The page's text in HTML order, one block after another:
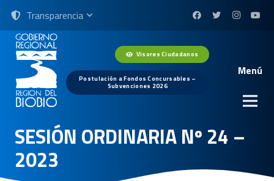
Transparencia
Visores Ciudadanos
Postulación a Fondos Concursables –
Subvenciones 2026
Menú
SESIÓN ORDINARIA Nº 24 –
2023